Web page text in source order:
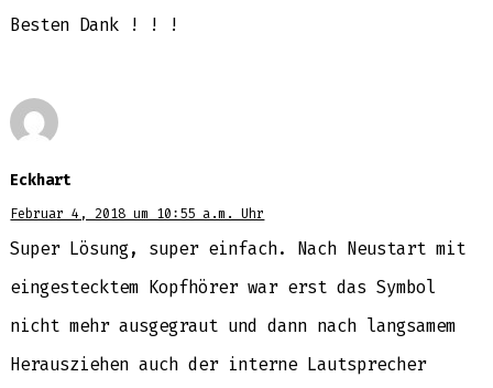
Besten Dank ! ! !
Eckhart
Februar 4, 2018 um 10:55 a.m. Uhr
Super Lösung, super einfach. Nach Neustart mit
eingestecktem Kopfhörer war erst das Symbol
nicht mehr ausgegraut und dann nach langsamem
Herausziehen auch der interne Lautsprecher